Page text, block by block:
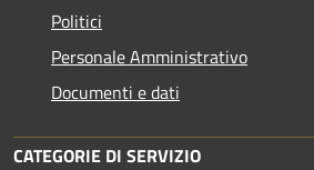
Politici
Personale Amministrativo
Documenti e dati
CATEGORIE DI SERVIZIO